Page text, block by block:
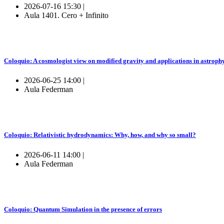
2026-07-16 15:30 |
Aula 1401. Cero + Infinito
Coloquio: A cosmologist view on modified gravity and applications in
2026-06-25 14:00 |
Aula Federman
Coloquio: Relativistic hydrodynamics: Why, how, and why so small?
2026-06-11 14:00 |
Aula Federman
Coloquio: Quantum Simulation in the presence of errors